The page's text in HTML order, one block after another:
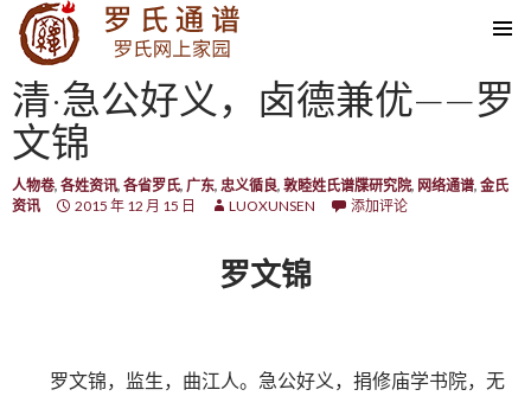
SKIP TO CONTENT
清·急公好义，卤德兼优——罗
文锦
人物卷, 各姓资讯, 各省罗氏, 广东, 忠义循良, 敦睦姓氏谱牒研究院, 网络通谱, 金氏
资讯
2015 年 12 月 15 日 LUOXUNSEN 添加评论
罗文锦
罗文锦，监生，曲江人。急公好义，捐修庙学书院，无